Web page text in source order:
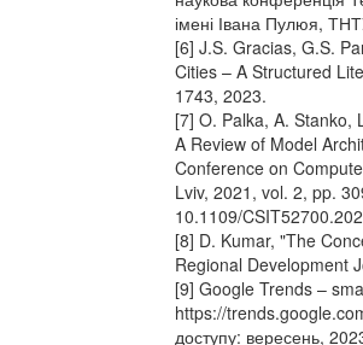
імені Івана Пулюя,
[6] J.S. Gracias, G.S.
Cities – A Structured
1743, 2023.
[7] O. Palka, A. Stanko,
A Review of Model
Conference on
Lviv, 2021, vol. 2, pp.
10.1109/
[8] D. Kumar, "The
Regional Development
[9] Google Trends –
https://
доступу: вересень,